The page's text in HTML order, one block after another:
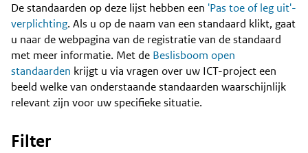
Content
De standaarden op deze lijst hebben een 'Pas toe of leg uit'-
verplichting. Als u op de naam van een standaard klikt, gaat
u naar de webpagina van de registratie van de standaard
met meer informatie. Met de Beslisboom open
standaarden krijgt u via vragen over uw ICT-project een
beeld welke van onderstaande standaarden waarschijnlijk
relevant zijn voor uw specifieke situatie.
Filter